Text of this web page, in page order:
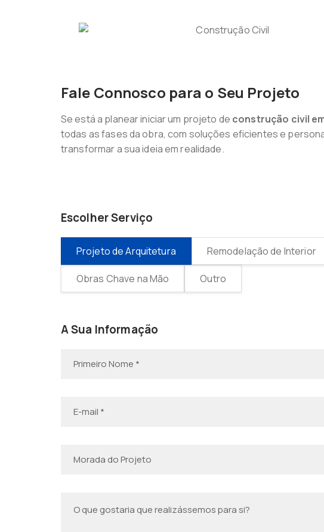
Fale Connosco para o Seu Projeto
Se está a planear iniciar um projeto de construção civil
todas as fases da obra, com soluções eficientes e
transformar a sua ideia em realidade.
Escolher Serviço
Projeto de Arquitetura Remodelação de Interior
Obras Chave na Mão Outro
A Sua Informação